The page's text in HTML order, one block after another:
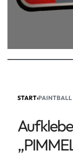
START›PAINTBALL